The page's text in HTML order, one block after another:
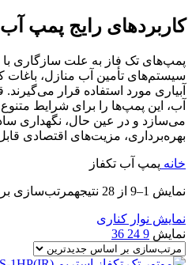
کاربردهای رایج پمپ آب
پمپ‌های تک فاز به علت سازگاری با
سیستم‌های تأمین آب منازل،
آبیاری مورد استفاده قرار
آب، این پمپ‌ها را برای شرایط
می‌سازد و در عین حال، نگهداری
بهره‌برداری، مزیت‌های اقتصادی
خانه پمپ آب تکفاز
نمایش 1–9 از 28 نتیجه مرتب‌سازی
نمایش نوار کناری
نمایش 9
24
36